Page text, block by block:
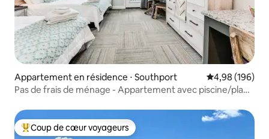
Appartement en résidence ⋅ Southport Évaluation
4,98 (196)
Pas de frais de ménage - Appartement avec piscine/plage
Coups de cœur voyageurs les plus appréciés
Coup de cœur voyageurs